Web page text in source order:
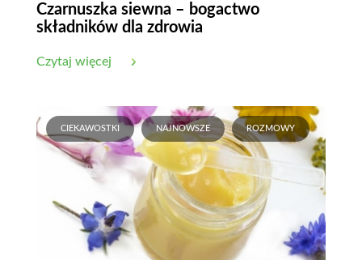
Czarnuszka siewna – bogactwo
składników dla zdrowia
Czytaj więcej
CIEKAWOSTKI NAJNOWSZE ROZMOWY